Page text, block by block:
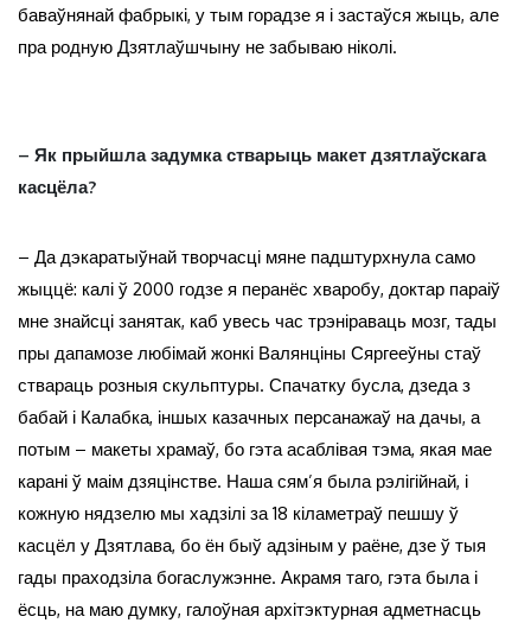
баваўнянай фабрыкі, у тым горадзе я і застаўся жыць, але
пра родную Дзятлаўшчыну не забываю ніколі.
– Як прыйшла задумка стварыць макет дзятлаўскага
касцёла?
– Да дэкаратыўнай творчасці мяне падштурхнула само
жыццё: калі ў 2000 годзе я перанёс хваробу, доктар параіў
мне знайсці занятак, каб увесь час трэніраваць мозг, тады
пры дапамозе любімай жонкі Валянціны Сяргееўны стаў
ствараць розныя скульптуры. Спачатку бусла, дзеда з
бабай і Калабка, іншых казачных персанажаў на дачы, а
потым – макеты храмаў, бо гэта асаблівая тэма, якая мае
карані ў маім дзяцінстве. Наша сям’я была рэлігійнай, і
кожную нядзелю мы хадзілі за 18 кіламетраў пешшу ў
касцёл у Дзятлава, бо ён быў адзіным у раёне, дзе ў тыя
гады праходзіла богаслужэнне. Акрамя таго, гэта была і
ёсць, на маю думку, галоўная архітэктурная адметнасць